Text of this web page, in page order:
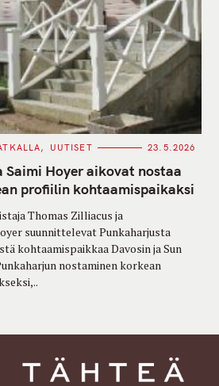
UUTISET 23.5.2026
Saimi Hoyer aikovat nostaa
profiilin kohtaamispaikaksi
Thomas Zilliacus ja
suunnittelevat Punkaharjusta
kohtaamispaikkaa Davosin ja Sun
nostaminen korkean